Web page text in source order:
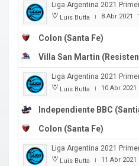
Liga Argentina 2021
Luis Butta | 8 Abr 2021
Colon (Santa Fe)
Villa San Martin
Liga Argentina 2021
Luis Butta | 10 Abr 2021
Independiente BBC
Colon (Santa Fe)
Liga Argentina 2021
Luis Butta | 11 Abr 2021